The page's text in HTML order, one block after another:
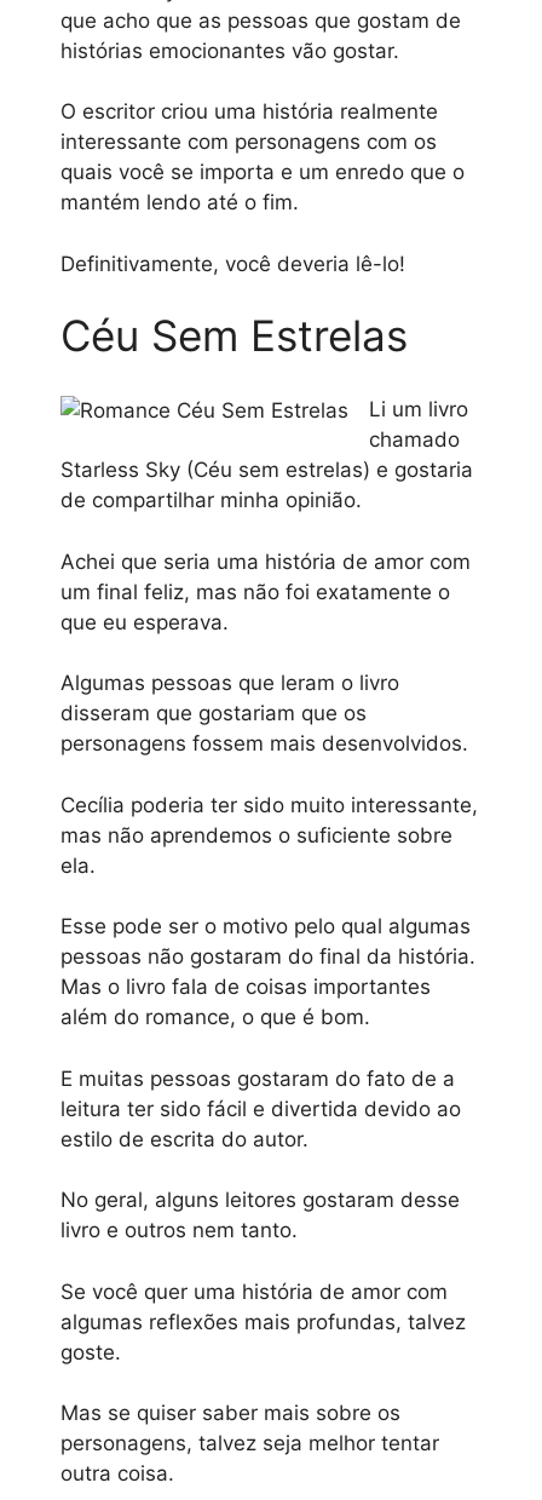
que acho que as pessoas que gostam de
histórias emocionantes vão gostar.
O escritor criou uma história realmente
interessante com personagens com os
quais você se importa e um enredo que o
mantém lendo até o fim.
Definitivamente, você deveria lê-lo!
Céu Sem Estrelas
Li um livro
chamado
Starless Sky (Céu sem estrelas) e gostaria
de compartilhar minha opinião.
Achei que seria uma história de amor com
um final feliz, mas não foi exatamente o
que eu esperava.
Algumas pessoas que leram o livro
disseram que gostariam que os
personagens fossem mais desenvolvidos.
Cecília poderia ter sido muito interessante,
mas não aprendemos o suficiente sobre
ela.
Esse pode ser o motivo pelo qual algumas
pessoas não gostaram do final da história.
Mas o livro fala de coisas importantes
além do romance, o que é bom.
E muitas pessoas gostaram do fato de a
leitura ter sido fácil e divertida devido ao
estilo de escrita do autor.
No geral, alguns leitores gostaram desse
livro e outros nem tanto.
Se você quer uma história de amor com
algumas reflexões mais profundas, talvez
goste.
Mas se quiser saber mais sobre os
personagens, talvez seja melhor tentar
outra coisa.